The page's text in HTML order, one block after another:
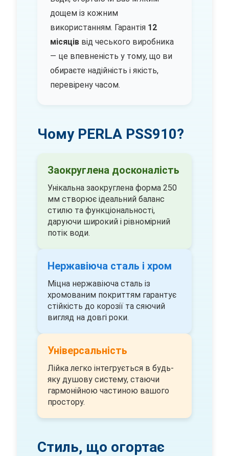
дощем із кожним
використанням. Гарантія 12
місяців від чеського виробника
— це впевненість у тому, що ви
обираєте надійність і якість,
перевірену часом.
Чому PERLA PSS910?
Заокруглена досконалість
Унікальна заокруглена форма 250
мм створює ідеальний баланс
стилю та функціональності,
даруючи широкий і рівномірний
потік води.
Нержавіюча сталь і хром
Міцна нержавіюча сталь із
хромованим покриттям гарантує
стійкість до корозії та сяючий
вигляд на довгі роки.
Універсальність
Лійка легко інтегрується в будь-
яку душову систему, стаючи
гармонійною частиною вашого
простору.
Стиль, що огортає